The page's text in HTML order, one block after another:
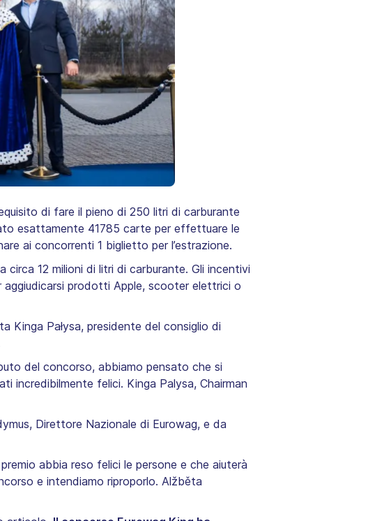
di fare il pieno di 250 litri di carburante
esattamente 41785 carte per effettuare le
ai concorrenti 1 biglietto per l’estrazione.
12 milioni di litri di carburante. Gli incentivi
aggiudicarsi prodotti Apple, scooter elettrici o
Kinga Pałysa, presidente del consiglio di
del concorso, abbiamo pensato che si
incredibilmente felici. Kinga Palysa, Chairman
Direttore Nazionale di Eurowag, e da
abbia reso felici le persone e che aiuterà
e intendiamo riproporlo. Alžběta